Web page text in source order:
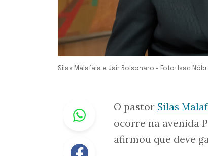
Silas Malafaia e Jair Bolsonaro - Foto: Isac
Whastapp
Facebook
O pastor Silas
ocorre na avenida
afirmou que deve